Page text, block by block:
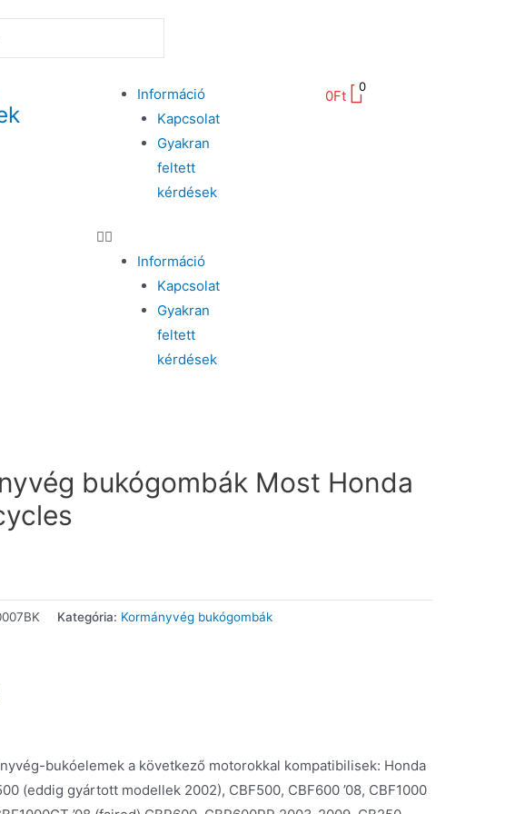
Információ
Kapcsolat
Gyakran
feltett
kérdések
Információ
Kapcsolat
Gyakran
feltett
kérdések
0Ft
0
bukógombák Most Honda
Kategória: Kormányvég bukógombák
bukóelemek a következő motorokkal kompatibilisek: Honda
(eddig gyártott modellek 2002), CBF500, CBF600 ’08, CBF1000